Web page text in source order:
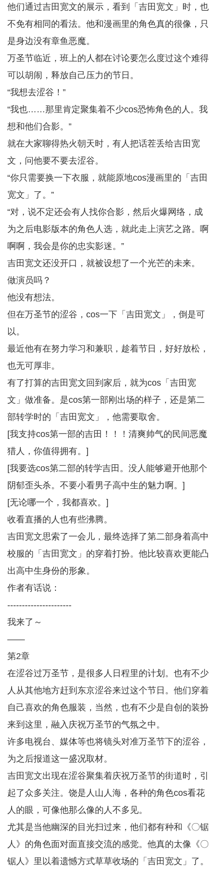
他们通过吉田宽文的展示，看到「吉田宽文」时，也
不免有相同的看法。他和漫画里的角色真的很像，只
是身边没有章鱼恶魔。
万圣节临近，班上的人都在讨论要怎么度过这个难得
可以胡闹，释放自己压力的节日。
“我想去涩谷！”
“我也……那里肯定聚集着不少cos恐怖角色的人。我
想和他们合影。”
就在大家聊得热火朝天时，有人把话茬丢给吉田宽
文，问他要不要去涩谷。
“你只需要换一下衣服，就能原地cos漫画里的「吉田
宽文」了。”
“对，说不定还会有人找你合影，然后火爆网络，成
为之后电影版本的角色人选，就此走上演艺之路。啊
啊啊，我会是你的忠实影迷。”
吉田宽文还没开口，就被设想了一个光芒的未来。
做演员吗？
他没有想法。
但在万圣节的涩谷，cos一下「吉田宽文」，倒是可
以。
最近他有在努力学习和兼职，趁着节日，好好放松，
也无可厚非。
有了打算的吉田宽文回到家后，就为cos「吉田宽
文」做准备。是cos第一部刚出场的样子，还是第二
部转学时的「吉田宽文」，他需要取舍。
[我支持cos第一部的吉田！！！清爽帅气的民间恶魔
猎人，你值得拥有。]
[我要选cos第二部的转学吉田。没人能够避开他那个
阴郁歪头杀。不要小看男子高中生的魅力啊。]
[无论哪一个，我都喜欢。]
收看直播的人也有些沸腾。
吉田宽文思索了一会儿，最终选择了第二部身着高中
校服的「吉田宽文」的穿着打扮。他比较喜欢更能凸
出高中生身份的形象。
作者有话说：
----------------------
我来了～
——
第2章
在涩谷过万圣节，是很多人日程里的计划。也有不少
人从其他地方赶到东京涩谷来过这个节日。他们穿着
自己喜欢的角色服装，当然，也有不少是自创的装扮
来到这里，融入庆祝万圣节的气氛之中。
许多电视台、媒体等也将镜头对准万圣节下的涩谷，
为之后报道这一盛况取材。
吉田宽文出现在涩谷聚集着庆祝万圣节的街道时，引
起了众多关注。饶是人山人海，各种的角色cos看花
人的眼，可像他那么像的人不多见。
尤其是当他幽深的目光扫过来，他们都有种和《〇锯
人》的角色面对面直接交流的感觉。他真的太像《〇
锯人》里以着遗憾方式草草收场的「吉田宽文」了。